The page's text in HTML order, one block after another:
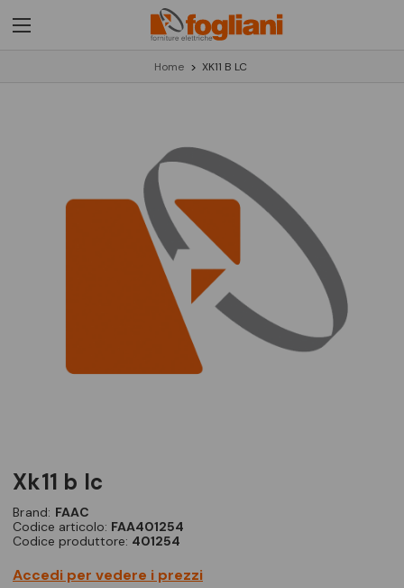
Home XK11 B LC
xk11 b lc
Brand: FAAC
Codice articolo: FAA401254
Codice produttore: 401254
Accedi per vedere i prezzi